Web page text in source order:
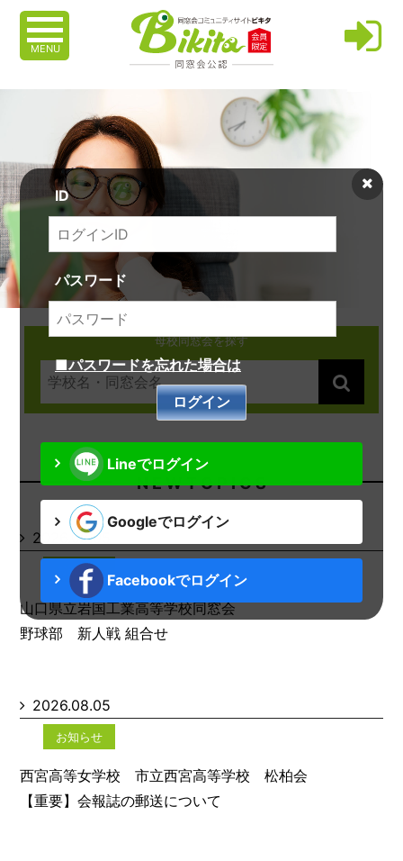
MENU
ID
パスワード
■パスワードを忘れた場合は
Lineでログイン
Googleでログイン
Facebookでログイン
母校同窓会を探す
N E W T O P I C S
2026.08.05
お知らせ
山口県立岩国工業高等学校同窓会
野球部 新人戦 組合せ
2026.08.05
お知らせ
西宮高等女学校 市立西宮高等学校 松柏会
【重要】会報誌の郵送について